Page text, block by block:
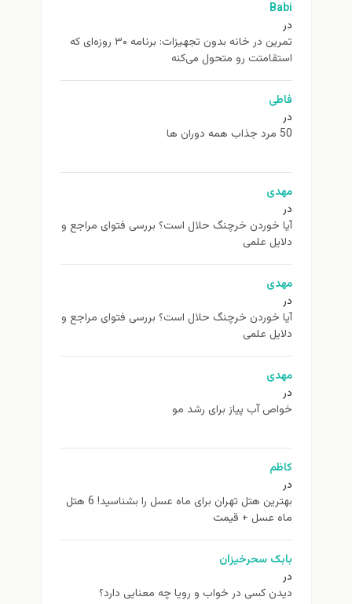
Babi
در
تمرین در خانه بدون تجهیزات: برنامه ۳۰ روزه‌ای که
استقامتت رو متحول می‌کنه
فاطی
در
50 مرد جذاب همه دوران ها
مهدی
در
آیا خوردن خرچنگ حلال است؟ بررسی فتوای مراجع و
دلایل علمی
مهدی
در
آیا خوردن خرچنگ حلال است؟ بررسی فتوای مراجع و
دلایل علمی
مهدی
در
خواص آب پیاز برای رشد مو
کاظم
در
بهترین هتل تهران برای ماه عسل را بشناسید! 6 هتل
ماه عسل + قیمت
بابک سحرخیزان
در
دیدن کسی در خواب و رویا چه معنایی دارد؟